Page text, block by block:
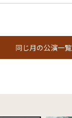
同じ月の公演一覧